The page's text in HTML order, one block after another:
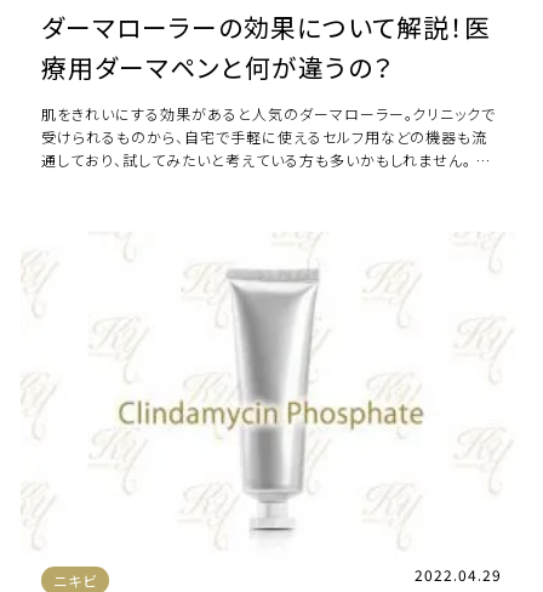
ダーマローラーの効果について解説！医
療用ダーマペンと何が違うの？
肌をきれいにする効果があると人気のダーマローラー。クリニックで
受けられるものから、自宅で手軽に使えるセルフ用などの機器も流
通しており、試してみたいと考えている方も多いかもしれません。 本
ニキビ 2022.04.29